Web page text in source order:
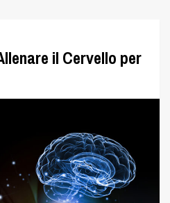
il Cervello per